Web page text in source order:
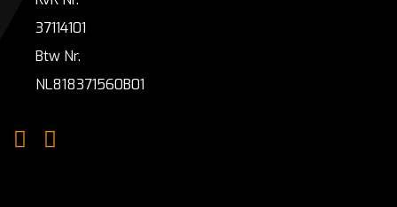
37114101
Btw Nr.
NL818371560B01